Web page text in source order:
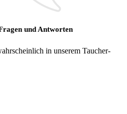
und Antworten
in unserem Taucher-